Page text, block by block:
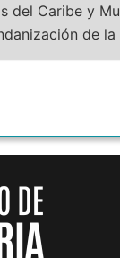
del Caribe y
de la